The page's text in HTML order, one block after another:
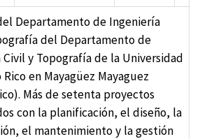
Departamento de Ingeniería
del Departamento de
y Topografía de la Universidad
en Mayagüez Mayaguez
Más de setenta proyectos
con la planificación, el diseño, la
el mantenimiento y la gestión